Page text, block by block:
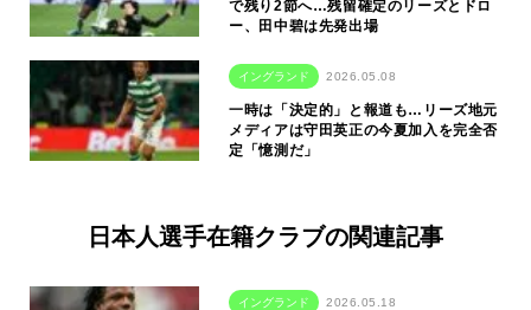
で残り2節へ…残留確定のリーズとドロ
ー、田中碧は先発出場
イングランド 2026.05.08
一時は「決定的」と報道も…リーズ地元
メディアは守田英正の今夏加入を完全否
定「憶測だ」
日本人選手在籍クラブの関連記事
イングランド 2026.05.18